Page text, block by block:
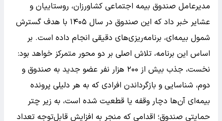
مدیرعامل صندوق بیمه اجتماعی کشاورزان، روستاییان و
عشایر خبر داد که این صندوق در سال ۱۴۰۵ با هدف گسترش
شمول بیمه‌ای، برنامه‌ریزی‌های دقیقی انجام داده است. بر
اساس این برنامه، تلاش اصلی بر دو محور متمرکز خواهد بود:
نخست، جذب بیش از ۲۰۰ هزار نفر عضو جدید به صندوق و
دوم، شناسایی و بازگرداندن افرادی که به هر دلیلی پرونده
بیمه‌ای آن‌ها دچار وقفه یا قطعیت شده است، به زیر چتر
حمایتی صندوق؛ اقدامی که منجر به افزایش قابل‌توجه تعداد